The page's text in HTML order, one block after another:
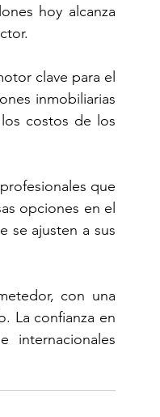
hoy alcanza
clave para el
inmobiliarias
costos de los
que
opciones en el
se ajusten a sus
con una
La confianza en
internacionales